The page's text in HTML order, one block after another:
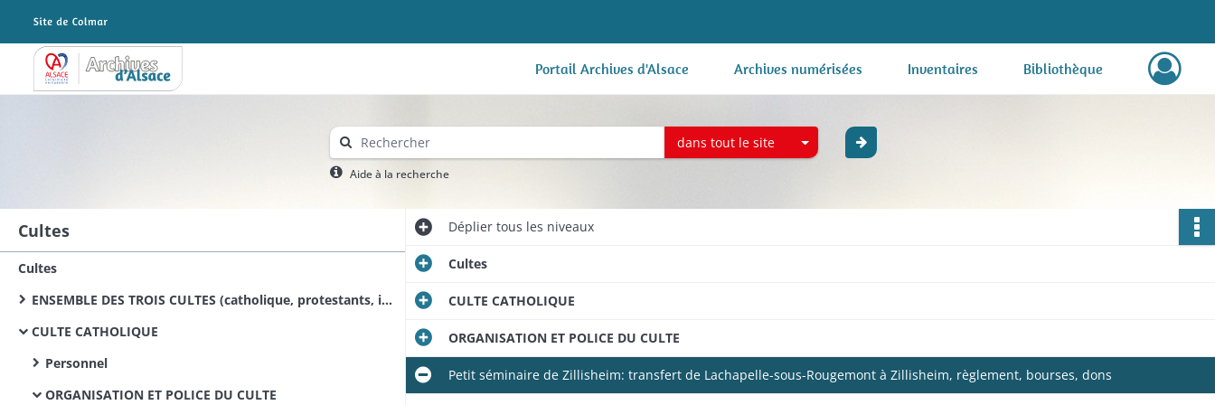
Archives Alsace - Colmar Portail Archives d'Alsace Archives numérisées Inventaires Bibliothèque
dans tout le site
Aide à la recherche
Cultes
Cultes
ENSEMBLE DES TROIS CULTES (catholique, protestants, israélite)
CULTE CATHOLIQUE
Personnel
ORGANISATION ET POLICE DU CULTE
Dépliertous les niveaux
Cultes
CULTE CATHOLIQUE
ORGANISATION ET POLICE DU CULTE
Petit séminaire de Zillisheim: transfert de Lachapelle-sous-Rougemont à Zillisheim, règlement, bourses, dons